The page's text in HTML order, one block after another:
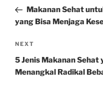
PostMakanan Sehat
yang Bisa Menjaga
Next
Post
NEXT
5 Jenis Makanan
Menangkal Radikal